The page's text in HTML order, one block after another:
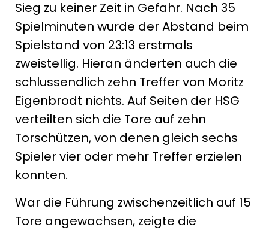
Sieg zu keiner Zeit in Gefahr. Nach 35
Spielminuten wurde der Abstand beim
Spielstand von 23:13 erstmals
zweistellig. Hieran änderten auch die
schlussendlich zehn Treffer von Moritz
Eigenbrodt nichts. Auf Seiten der HSG
verteilten sich die Tore auf zehn
Torschützen, von denen gleich sechs
Spieler vier oder mehr Treffer erzielen
konnten.
War die Führung zwischenzeitlich auf 15
Tore angewachsen, zeigte die